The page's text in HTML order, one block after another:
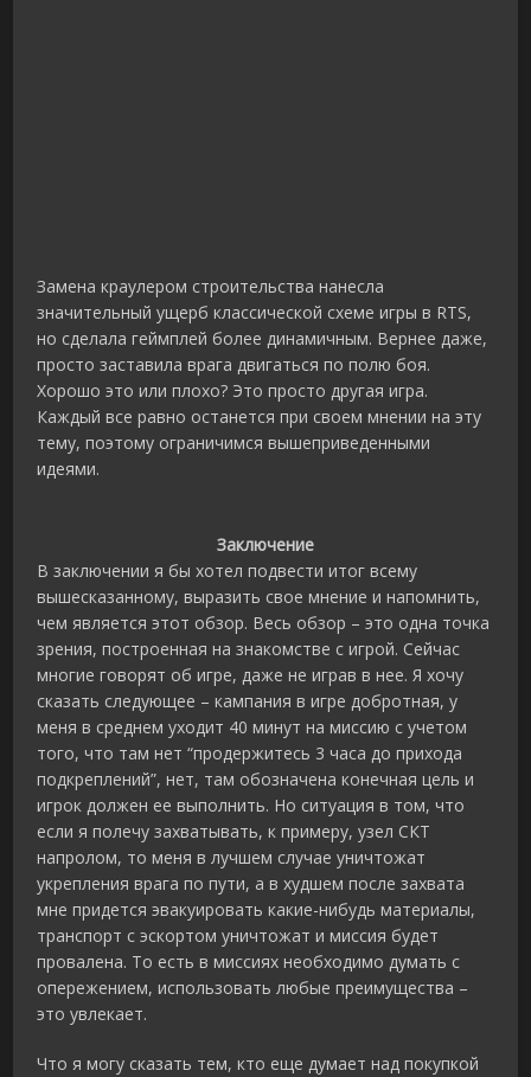
Замена краулером строительства нанесла
значительный ущерб классической схеме игры в RTS,
но сделала геймплей более динамичным. Вернее даже,
просто заставила врага двигаться по полю боя.
Хорошо это или плохо? Это просто другая игра.
Каждый все равно останется при своем мнении на эту
тему, поэтому ограничимся вышеприведенными
идеями.
Заключение
В заключении я бы хотел подвести итог всему
вышесказанному, выразить свое мнение и напомнить,
чем является этот обзор. Весь обзор – это одна точка
зрения, построенная на знакомстве с игрой. Сейчас
многие говорят об игре, даже не играв в нее. Я хочу
сказать следующее – кампания в игре добротная, у
меня в среднем уходит 40 минут на миссию с учетом
того, что там нет “продержитесь 3 часа до прихода
подкреплений”, нет, там обозначена конечная цель и
игрок должен ее выполнить. Но ситуация в том, что
если я полечу захватывать, к примеру, узел СКТ
напролом, то меня в лучшем случае уничтожат
укрепления врага по пути, а в худшем после захвата
мне придется эвакуировать какие-нибудь материалы,
транспорт с эскортом уничтожат и миссия будет
провалена. То есть в миссиях необходимо думать с
опережением, использовать любые преимущества –
это увлекает.
Что я могу сказать тем, кто еще думает над покупкой